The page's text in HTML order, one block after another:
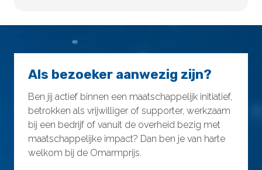
Als bezoeker aanwezig zijn?
Ben jij actief binnen een maatschappelijk initiatief,
betrokken als vrijwilliger of supporter, werkzaam
bij een bedrijf of vanuit de overheid bezig met
maatschappelijke impact? Dan ben je van harte
welkom bij de Omarmprijs.